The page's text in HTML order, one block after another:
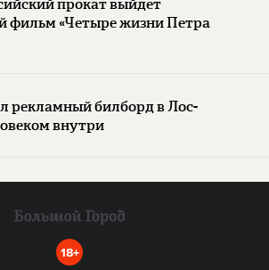
фильм «Четыре жизни Петра
рекламный билборд в Лос-
внутри
18+